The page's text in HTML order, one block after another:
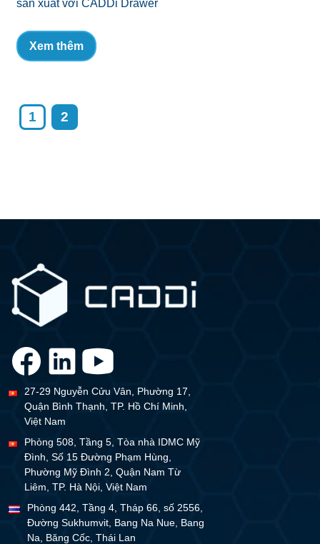
sản xuất với CADDi Drawer
Xem thêm
1 2
27-29 Nguyễn Cửu Vân, Phường 17,
Quận Bình Thạnh, TP. Hồ Chí Minh,
Việt Nam
Phòng 508, Tầng 5, Tòa nhà IDMC Mỹ
Đình, Số 15 Đường Phạm Hùng,
Phường Mỹ Đình 2, Quận Nam Từ
Liêm, TP. Hà Nội, Việt Nam
Phòng 442, Tầng 4, Tháp 66, số 2556,
Đường Sukhumvit, Bang Na Nue, Bang
Na, Băng Cốc, Thái Lan